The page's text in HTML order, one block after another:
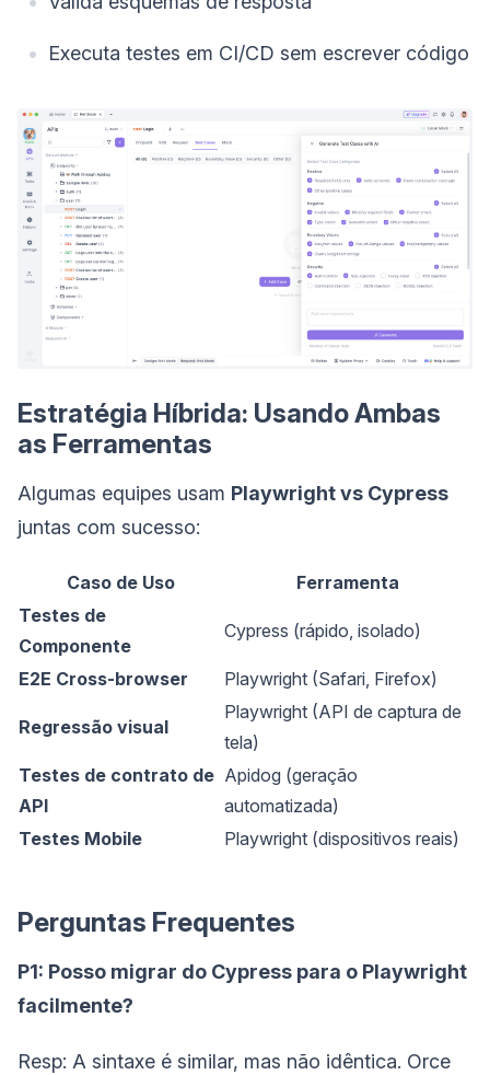
Executa testes em CI/CD sem escrever código
Estratégia Híbrida: Usando Ambas
as Ferramentas
Algumas equipes usam Playwright vs Cypress
juntas com sucesso:
Caso de Uso
Ferramenta
Testes de
Componente
Cypress (rápido, isolado)
E2E Cross-browser Playwright (Safari, Firefox)
Regressão visual
Playwright (API de captura de
tela)
Testes de contrato de
API
Apidog (geração
automatizada)
Testes Mobile
Playwright (dispositivos reais)
Perguntas Frequentes
P1: Posso migrar do Cypress para o Playwright
facilmente?
Resp: A sintaxe é similar, mas não idêntica. Orce